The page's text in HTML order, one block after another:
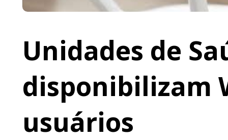
Unidades de
disponibilizam
usuários